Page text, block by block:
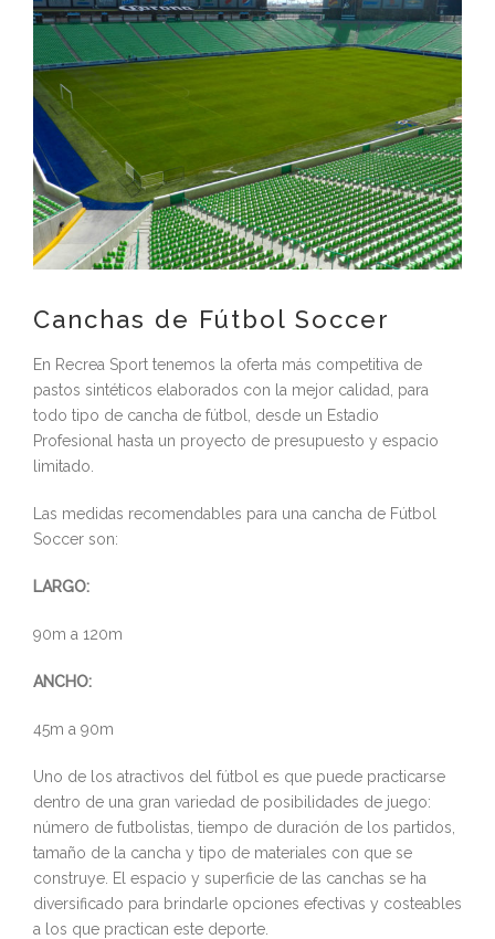
Image
Canchas de Fútbol Soccer
En Recrea Sport tenemos la oferta más competitiva de
pastos sintéticos elaborados con la mejor calidad, para
todo tipo de cancha de fútbol, desde un Estadio
Profesional hasta un proyecto de presupuesto y espacio
limitado.
Las medidas recomendables para una cancha de Fútbol
Soccer son:
LARGO:
90m a 120m
ANCHO:
45m a 90m
Uno de los atractivos del fútbol es que puede practicarse
dentro de una gran variedad de posibilidades de juego:
número de futbolistas, tiempo de duración de los partidos,
tamaño de la cancha y tipo de materiales con que se
construye. El espacio y superficie de las canchas se ha
diversificado para brindarle opciones efectivas y costeables
a los que practican este deporte.